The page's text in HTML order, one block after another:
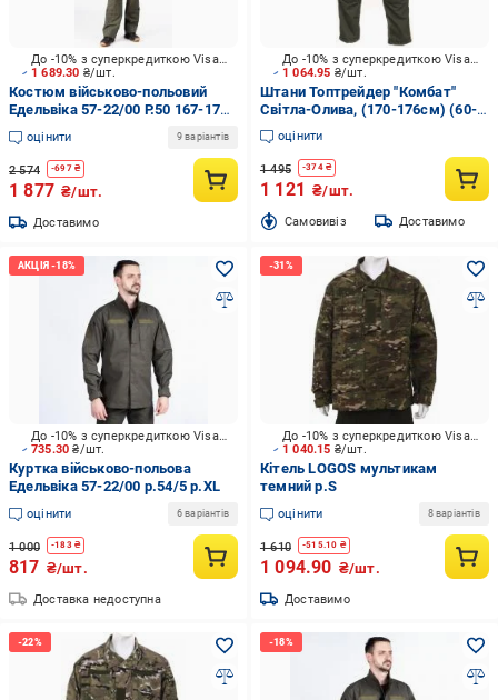
1 689.30 ₴/шт.
До -10% з суперкредиткою Visa Вигода
Костюм військово-польовий
Едельвіка 57-22/00 Р.50 167-173
см р.L
оцінити 9 варіантів
2 574 -697₴
1 877 ₴/шт.
Доставимо
1 064.95 ₴/шт.
До -10% з суперкредиткою Visa Вигода
Штани Топтрейдер "Комбат"
Світла-Олива, (170-176см) (60-
62р) р.XXL
оцінити
1 495 -374₴
1 121 ₴/шт.
Cамовивіз Доставимо
735.30₴/шт.
До -10% з суперкредиткою Visa Вигода
Куртка військово-польова
Едельвіка 57-22/00 р.54/5 р.XL
оцінити 6 варіантів
1 000 -183₴
817 ₴/шт.
Доставка недоступна
1 040.15 ₴/шт.
До -10% з суперкредиткою Visa Вигода
Кітель LOGOS мультикам
темний р.S
оцінити 8 варіантів
1 610 -515.10 ₴
1 094.90 ₴/шт.
Доставимо